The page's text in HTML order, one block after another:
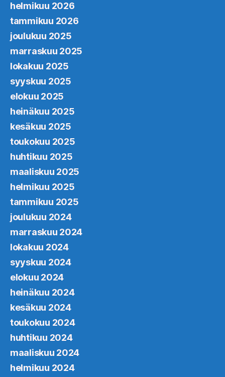
helmikuu 2026
tammikuu 2026
joulukuu 2025
marraskuu 2025
lokakuu 2025
syyskuu 2025
elokuu 2025
heinäkuu 2025
kesäkuu 2025
toukokuu 2025
huhtikuu 2025
maaliskuu 2025
helmikuu 2025
tammikuu 2025
joulukuu 2024
marraskuu 2024
lokakuu 2024
syyskuu 2024
elokuu 2024
heinäkuu 2024
kesäkuu 2024
toukokuu 2024
huhtikuu 2024
maaliskuu 2024
helmikuu 2024